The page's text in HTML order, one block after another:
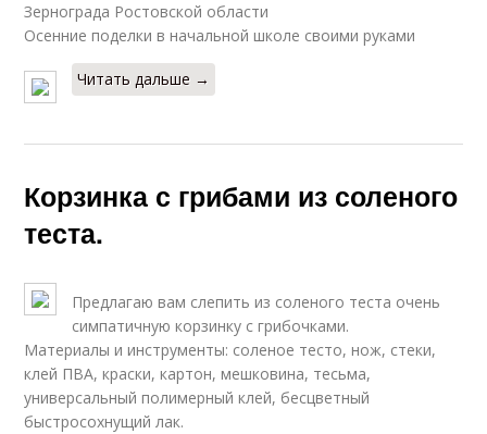
Зернограда Ростовской области
Осенние поделки в начальной школе своими руками
Читать дальше →
Корзинка с грибами из соленого
теста.
Предлагаю вам слепить из соленого теста очень
симпатичную корзинку с грибочками.
Материалы и инструменты: соленое тесто, нож, стеки,
клей ПВА, краски, картон, мешковина, тесьма,
универсальный полимерный клей, бесцветный
быстросохнущий лак.